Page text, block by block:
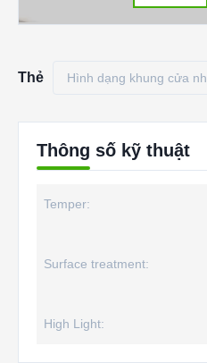
Thẻ Hình dạng khung cửa
Thông số kỹ thuật
Temper:
Surface treatment:
High Light: